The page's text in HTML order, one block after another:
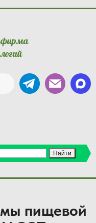
фирма
пищевой